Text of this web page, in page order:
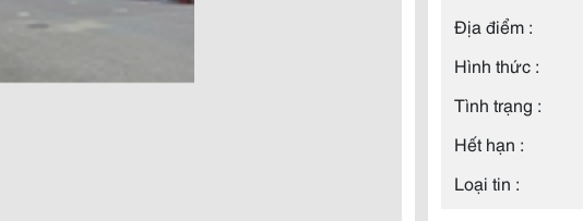
Địa điểm :
Hình thức :
Tình trạng :
Hết hạn :
Loại tin :